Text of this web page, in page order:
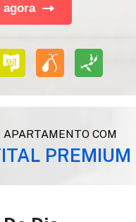
agora
COM
PREMIUM